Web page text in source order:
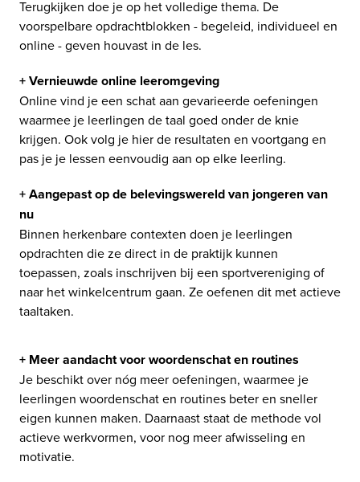
Terugkijken doe je op het volledige thema. De
voorspelbare opdrachtblokken - begeleid, individueel en
online - geven houvast in de les.
+ Vernieuwde online leeromgeving
Online vind je een schat aan gevarieerde oefeningen
waarmee je leerlingen de taal goed onder de knie
krijgen. Ook volg je hier de resultaten en voortgang en
pas je je lessen eenvoudig aan op elke leerling.
+ Aangepast op de belevingswereld van jongeren van
nu
Binnen herkenbare contexten doen je leerlingen
opdrachten die ze direct in de praktijk kunnen
toepassen, zoals inschrijven bij een sportvereniging of
naar het winkelcentrum gaan. Ze oefenen dit met actieve
taaltaken.
+ Meer aandacht voor woordenschat en routines
Je beschikt over nóg meer oefeningen, waarmee je
leerlingen woordenschat en routines beter en sneller
eigen kunnen maken. Daarnaast staat de methode vol
actieve werkvormen, voor nog meer afwisseling en
motivatie.